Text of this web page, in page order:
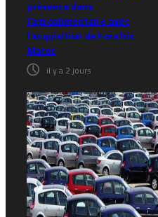
présence dans
l’agroalimentaire avec
l’acquisition de Forafric
Maroc
il y a 2 jours